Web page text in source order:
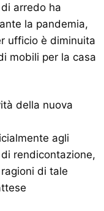
arredo ha
la pandemia,
ufficio è diminuita
mobili per la casa
della nuova
agli
rendicontazione,
di tale